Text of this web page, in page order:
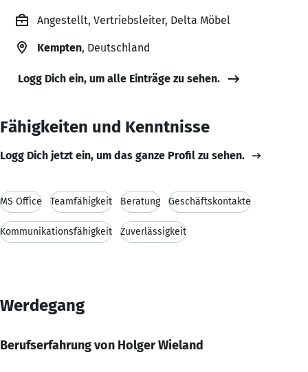
Angestellt, Vertriebsleiter, Delta Möbel
Kempten, Deutschland
Logg Dich ein, um alle Einträge zu sehen.
Fähigkeiten und Kenntnisse
Logg Dich jetzt ein, um das ganze Profil zu sehen.
MS Office Teamfähigkeit Beratung Geschäftskontakte
Kommunikationsfähigkeit Zuverlässigkeit
Werdegang
Berufserfahrung von Holger Wieland